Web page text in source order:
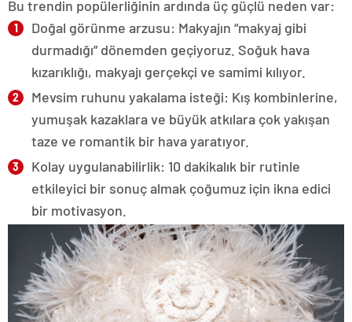
Bu trendin popülerliğinin ardında üç güçlü neden var:
Doğal görünme arzusu: Makyajın “makyaj gibi
durmadığı” dönemden geçiyoruz. Soğuk hava
kızarıklığı, makyajı gerçekçi ve samimi kılıyor.
Mevsim ruhunu yakalama isteği: Kış kombinlerine,
yumuşak kazaklara ve büyük atkılara çok yakışan
taze ve romantik bir hava yaratıyor.
Kolay uygulanabilirlik: 10 dakikalık bir rutinle
etkileyici bir sonuç almak çoğumuz için ikna edici
bir motivasyon.